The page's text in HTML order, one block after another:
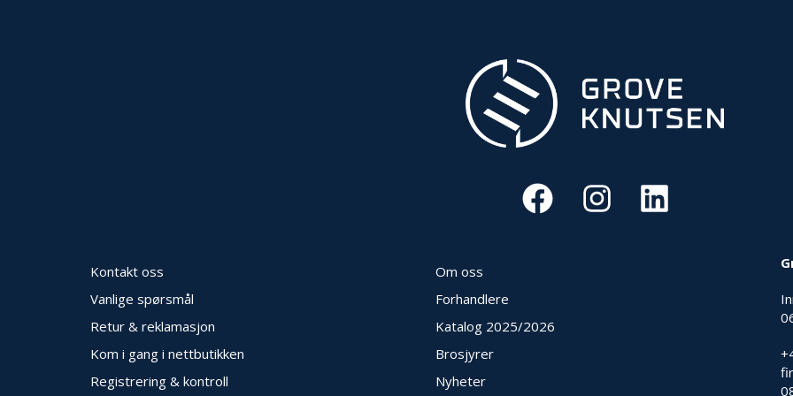
Kontakt oss
Vanlige spørsmål
Retur & reklamasjon
Kom i gang i nettbutikken
Registrering & kontroll
Om oss
Forhandlere
Katalog 2025/2026
Brosjyrer
Nyheter